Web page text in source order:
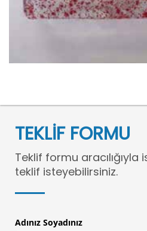
TEKLİF FORMU
Teklif formu
teklif isteyebilirsiniz.
Adınız Soyadınız